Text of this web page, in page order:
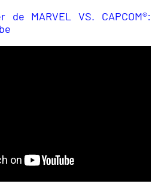
MARVEL VS. CAPCOM®: